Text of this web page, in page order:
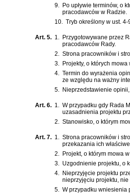
9. Po upływie terminów, o
pracodawców w Radzie.
10. Tryb określony w ust.
Art. 5. 1. Przygotowywane przez
pracodawców Rady.
2. Strona pracowników i
3. Projekty, o których
4. Termin do wyrażenia
ze względu na ważny
5. Nieprzedstawienie
Art. 6. 1. W przypadku gdy Rada
uzasadnienia projektu
2. Stanowisko, o którym
Art. 7. 1. Strona pracowników i
przekazania ich
2. Projekt, o którym mowa
3. Uzgodnienie projektu, o
4. Nieprzyjęcie projektu
nieprzyjęciu projektu,
5. W przypadku wniesienia